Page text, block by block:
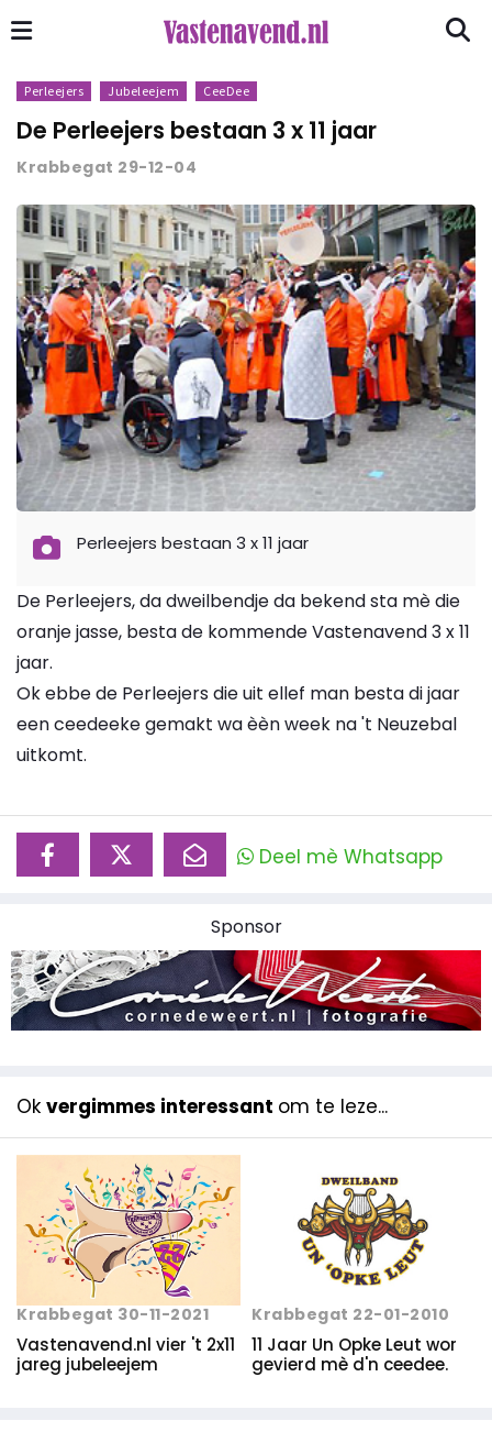
Perleejers Jubeleejem CeeDee
De Perleejers bestaan 3 x 11 jaar
Krabbegat 29-12-04
Perleejers bestaan 3 x 11 jaar
De Perleejers, da dweilbendje da bekend sta mè die
oranje jasse, besta de kommende Vastenavend 3 x 11
jaar.
Ok ebbe de Perleejers die uit ellef man besta di jaar
een ceedeeke gemakt wa èèn week na 't Neuzebal
uitkomt.
Deel mè Whatsapp
Sponsor
Ok vergimmes interessant om te leze...
Krabbegat 30-11-2021
Vastenavend.nl vier 't 2x11
jareg jubeleejem
Krabbegat 22-01-2010
11 Jaar Un Opke Leut wor
gevierd mè d'n ceedee.